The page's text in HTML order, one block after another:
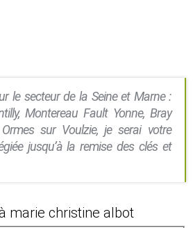
le secteur de la Seine et Marne :
Montereau Fault Yonne, Bray
sur Voulzie, je serai votre
jusqu’à la remise des clés et
marie christine albot